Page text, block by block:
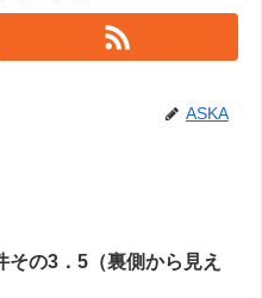
ASKA
の3．5（裏側から見え